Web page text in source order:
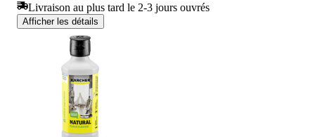
Livraison au plus tard le 2-3 jours ouvrés
Afficher les détails